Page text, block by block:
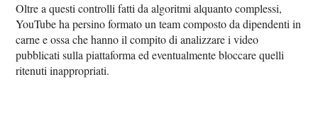
Oltre a questi controlli fatti da algoritmi alquanto complessi,
YouTube ha persino formato un team composto da dipendenti in
carne e ossa che hanno il compito di analizzare i video
pubblicati sulla piattaforma ed eventualmente bloccare quelli
ritenuti inappropriati.